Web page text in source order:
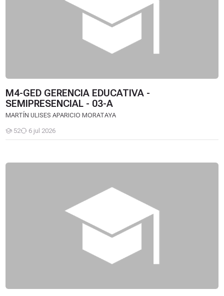
M4-GED GERENCIA EDUCATIVA -
SEMIPRESENCIAL - 03-A
MARTÍN ULISES APARICIO MORATAYA
52
Estudiantes
6 jul 2026
M4-GED GERENCIA EDUCATIVA - SEMIPRESENCIAL - 02-B